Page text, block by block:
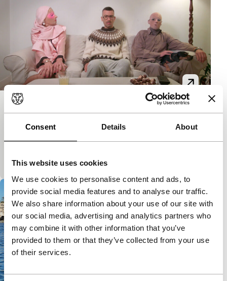
Consent Details About
This website uses cookies
We use cookies to personalise content and ads, to
provide social media features and to analyse our traffic.
We also share information about your use of our site with
our social media, advertising and analytics partners who
may combine it with other information that you’ve
provided to them or that they’ve collected from your use
of their services.
Hyena
RTM
alle rollen zelf speelde.